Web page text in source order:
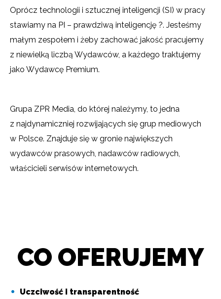
Oprócz technologii i sztucznej inteligencji (SI) w pracy
stawiamy na PI – prawdziwą inteligencję ?. Jesteśmy
małym zespołem i żeby zachować jakość pracujemy
z niewielką liczbą Wydawców, a każdego traktujemy
jako Wydawcę Premium.
Grupa ZPR Media, do której należymy, to jedna
z najdynamiczniej rozwijających się grup mediowych
w Polsce. Znajduje się w gronie największych
wydawców prasowych, nadawców radiowych,
właścicieli serwisów internetowych.
CO OFERUJEMY
Uczciwość i transparentność